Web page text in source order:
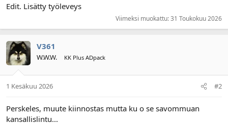
Edit. Lisätty työleveys
Viimeksi muokattu:31 Toukokuu 2026
V361
W.W.W. KK Plus ADpack
1 Kesäkuu 2026 #2
Perskeles, muute kiinnostas mutta ku o se savommuan
kansallislintu...